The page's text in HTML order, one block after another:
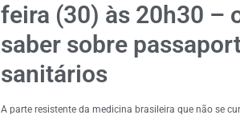
feira (30) às 20h30 –
saber sobre
sanitários
A parte resistente da medicina brasileira que não se